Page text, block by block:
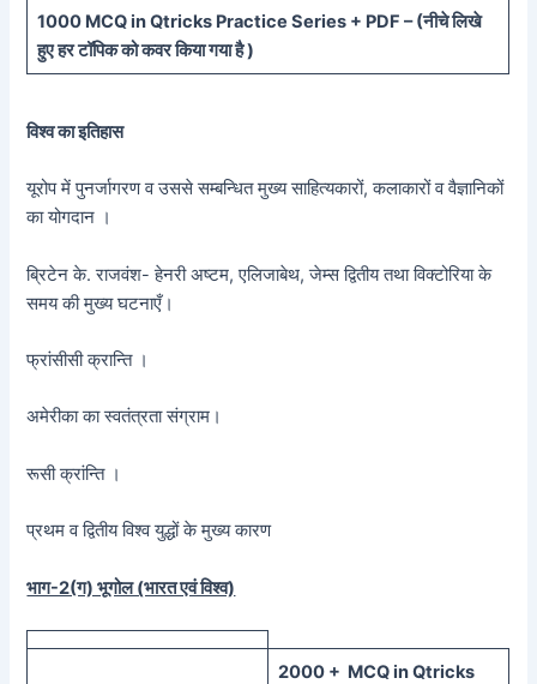
1000 MCQ in Qtricks Practice Series + PDF – (नीचेलिखे
हुएहर टॉपिक को कवर किया गया है )
विश्व का इतिहास
यूरोप में पुनर्जागरण व उससे सम्बन्धित मुख्य साहित्यकारों, कलाकारों व वैज्ञानिकों
का योगदान ।
ब्रिटेन के. राजवंश- हेनरी अष्टम, एलिजाबेथ, जेम्स द्वितीय तथा विक्टोरिया के
समय की मुख्य घटनाएँ।
फ्रांसीसी क्रान्ति ।
अमेरीका का स्वतंत्रता संग्राम।
रूसी क्रांन्ति ।
प्रथम व द्वितीय विश्व युद्धों के मुख्य कारण
भाग-2(ग) भूगोल (भारत एवं विश्व)
2000 + MCQ in Qtricks